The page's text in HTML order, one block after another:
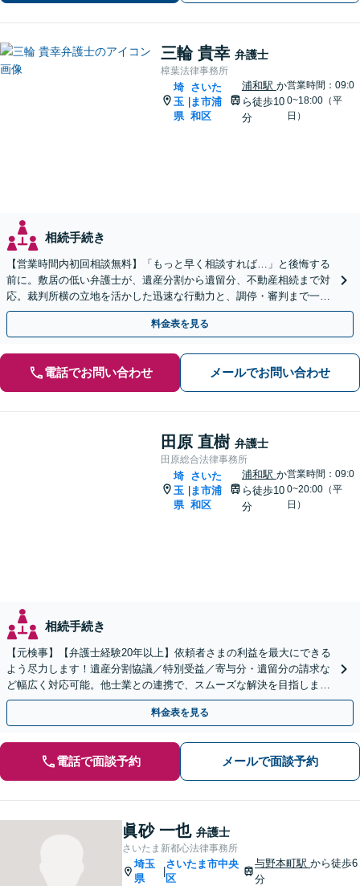
三輪 貴幸 弁護士
樟葉法律事務所
埼
玉
県
さいた
ま市浦
和区
浦和駅 か
ら徒歩10
分
営業時間：09:0
0~18:00（平
日）
相続手続き
【営業時間内初回相談無料】「もっと早く相談すれば…」と後悔する
前に。敷居の低い弁護士が、遺産分割から遺留分、不動産相続まで対
応。裁判所横の立地を活かした迅速な行動力と、調停・審判まで一貫
対応できるのが強みです。埼玉県内出張も可能です。
料金表を見る
電話でお問い合わせ メールでお問い合わせ
田原 直樹 弁護士
田原総合法律事務所
埼
玉
県
さいた
ま市浦
和区
浦和駅 か
ら徒歩10
分
営業時間：09:0
0~20:00（平
日）
相続手続き
【元検事】【弁護士経験20年以上】依頼者さまの利益を最大にできる
よう尽力します！遺産分割協議／特別受益／寄与分・遺留分の請求な
ど幅広く対応可能。他士業との連携で、スムーズな解決を目指しま
す。お早めにご相談ください【初回相談無料】
料金表を見る
電話で面談予約 メールで面談予約
眞砂 一也 弁護士
さいたま新都心法律事務所
埼玉
県
さいたま市中央
区
与野本町駅から徒歩6
分